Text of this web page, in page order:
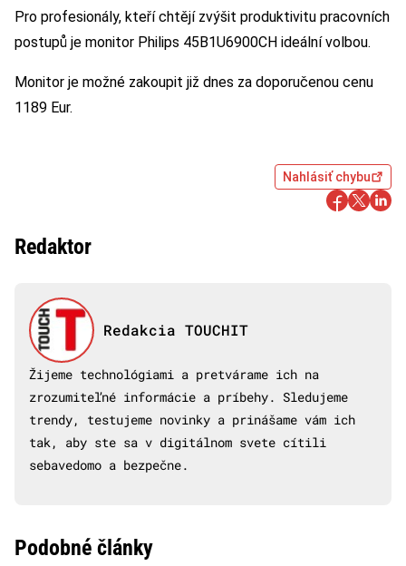
Pro profesionály, kteří chtějí zvýšit produktivitu pracovních
postupů je monitor Philips 45B1U6900CH ideální volbou.
Monitor je možné zakoupit již dnes za doporučenou cenu
1189 Eur.
Nahlásiť chybu
Redaktor
Redakcia TOUCHIT
Žijeme technológiami a pretvárame ich na
zrozumiteľné informácie a príbehy. Sledujeme
trendy, testujeme novinky a prinášame vám ich
tak, aby ste sa v digitálnom svete cítili
sebavedomo a bezpečne.
Podobné články